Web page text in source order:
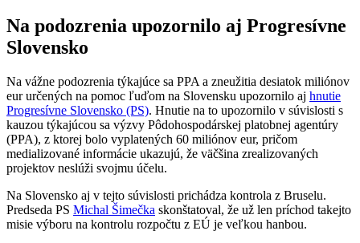
Na podozrenia upozornilo aj Progresívne
Slovensko
Na vážne podozrenia týkajúce sa PPA a zneužitia desiatok miliónov
eur určených na pomoc ľuďom na Slovensku upozornilo aj hnutie
Progresívne Slovensko (PS). Hnutie na to upozornilo v súvislosti s
kauzou týkajúcou sa výzvy Pôdohospodárskej platobnej agentúry
(PPA), z ktorej bolo vyplatených 60 miliónov eur, pričom
medializované informácie ukazujú, že väčšina zrealizovaných
projektov neslúži svojmu účelu.
Na Slovensko aj v tejto súvislosti prichádza kontrola z Bruselu.
Predseda PS Michal Šimečka skonštatoval, že už len príchod takejto
misie výboru na kontrolu rozpočtu z EÚ je veľkou hanbou.